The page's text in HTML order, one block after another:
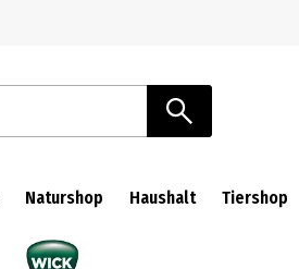
Naturshop Haushalt Tiershop